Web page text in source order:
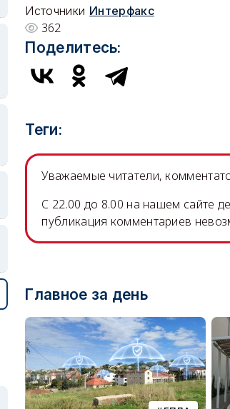
Источники Интерфакс
362
Поделитесь:
Теги:
Уважаемые читатели,
C 22.00 до 8.00 на нашем сайте
публикация комментариев
Главное за день